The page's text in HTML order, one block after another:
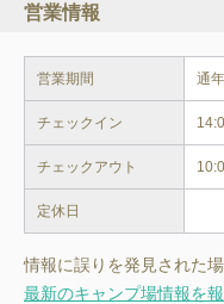
営業情報
営業期間 通
チェックイン
チェックアウト
定休日
情報に誤りを発見された
最新のキャンプ場情報を